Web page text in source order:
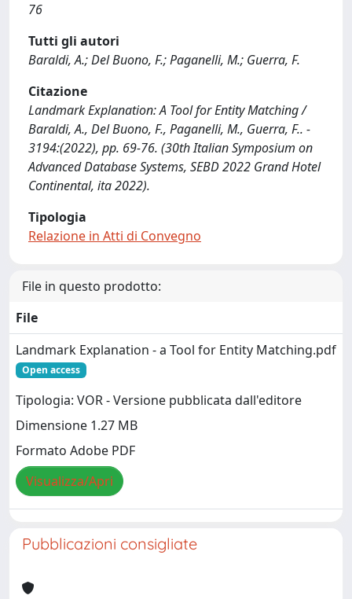
76
Tutti gli autori
Baraldi, A.; Del Buono, F.; Paganelli, M.; Guerra, F.
Citazione
Landmark Explanation: A Tool for Entity Matching /
Baraldi, A., Del Buono, F., Paganelli, M., Guerra, F.. -
3194:(2022), pp. 69-76. (30th Italian Symposium on
Advanced Database Systems, SEBD 2022 Grand Hotel
Continental, ita 2022).
Tipologia
Relazione in Atti di Convegno
File in questo prodotto:
File
Landmark Explanation - a Tool for Entity Matching.pdf
Open access
Tipologia: VOR - Versione pubblicata dall'editore
Dimensione 1.27 MB
Formato Adobe PDF
Visualizza/Apri
Pubblicazioni consigliate